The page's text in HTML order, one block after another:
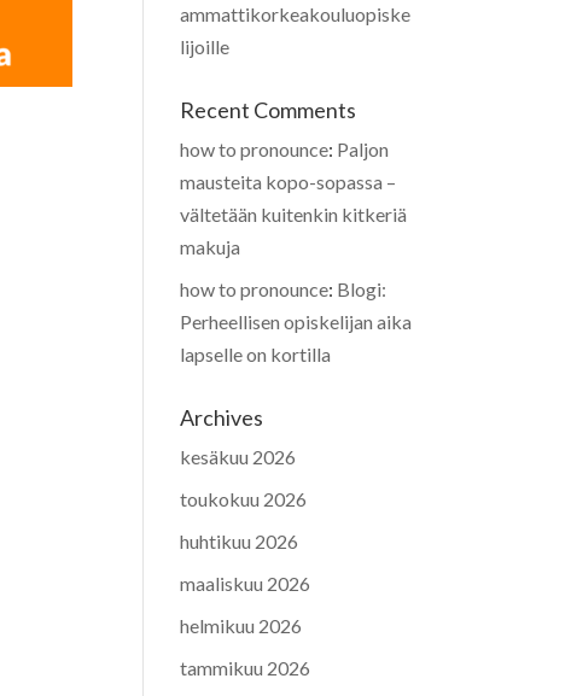
ammattikorkeakouluopiske
lijoille
Recent Comments
how to pronounce: Paljon
mausteita kopo-sopassa –
vältetään kuitenkin kitkeriä
makuja
how to pronounce: Blogi:
Perheellisen opiskelijan aika
lapselle on kortilla
Archives
kesäkuu 2026
toukokuu 2026
huhtikuu 2026
maaliskuu 2026
helmikuu 2026
tammikuu 2026